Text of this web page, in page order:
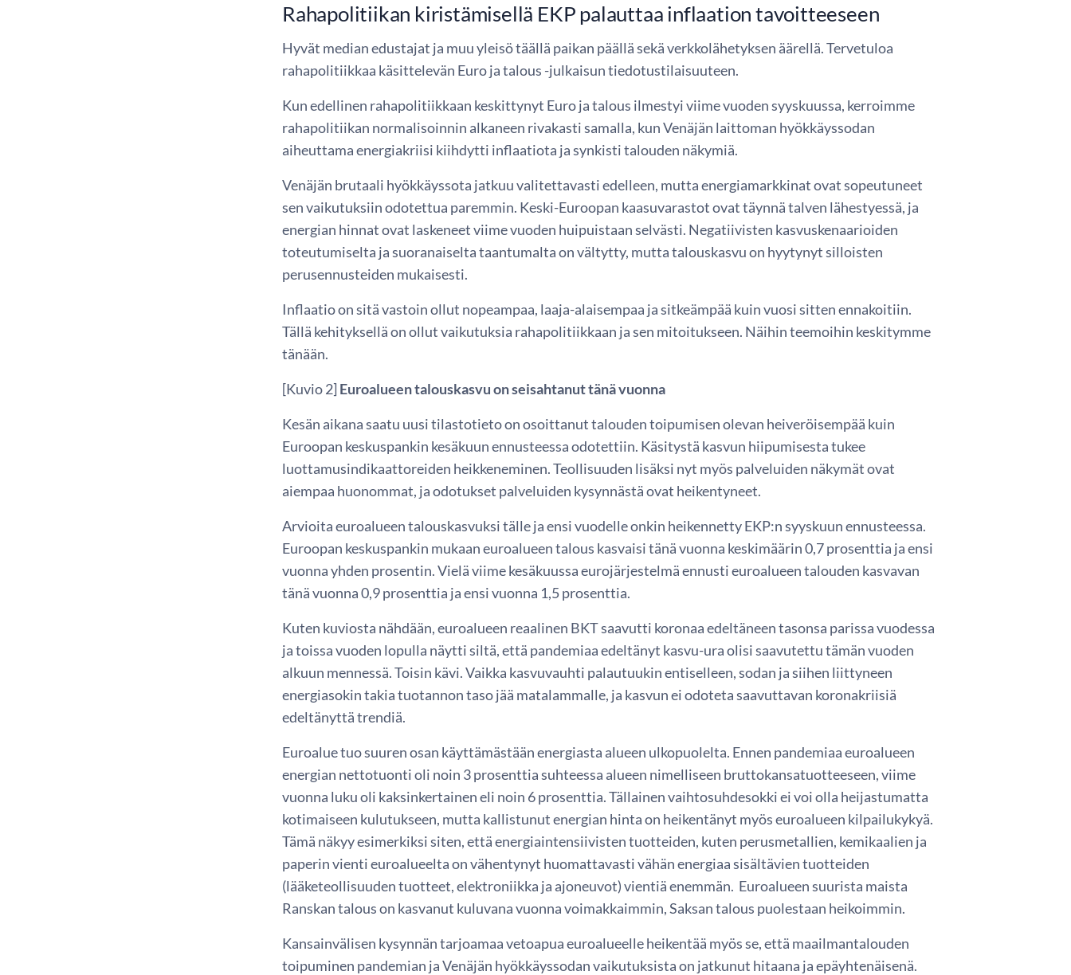
Rahapolitiikan kiristämisellä EKP palauttaa inflaation tavoitteeseen
Hyvät median edustajat ja muu yleisö täällä paikan päällä sekä verkkolähetyksen äärellä. Tervetuloa
rahapolitiikkaa käsittelevän Euro ja talous -julkaisun tiedotustilaisuuteen.
Kun edellinen rahapolitiikkaan keskittynyt Euro ja talous ilmestyi viime vuoden syyskuussa, kerroimme
rahapolitiikan normalisoinnin alkaneen rivakasti samalla, kun Venäjän laittoman hyökkäyssodan
aiheuttama energiakriisi kiihdytti inflaatiota ja synkisti talouden näkymiä.
Venäjän brutaali hyökkäyssota jatkuu valitettavasti edelleen, mutta energiamarkkinat ovat sopeutuneet
sen vaikutuksiin odotettua paremmin. Keski-Euroopan kaasuvarastot ovat täynnä talven lähestyessä, ja
energian hinnat ovat laskeneet viime vuoden huipuistaan selvästi. Negatiivisten kasvuskenaarioiden
toteutumiselta ja suoranaiselta taantumalta on vältytty, mutta talouskasvu on hyytynyt silloisten
perusennusteiden mukaisesti.
Inflaatio on sitä vastoin ollut nopeampaa, laaja-alaisempaa ja sitkeämpää kuin vuosi sitten ennakoitiin.
Tällä kehityksellä on ollut vaikutuksia rahapolitiikkaan ja sen mitoitukseen. Näihin teemoihin keskitymme
tänään.
[Kuvio 2] Euroalueen talouskasvu on seisahtanut tänä vuonna
Kesän aikana saatu uusi tilastotieto on osoittanut talouden toipumisen olevan heiveröisempää kuin
Euroopan keskuspankin kesäkuun ennusteessa odotettiin. Käsitystä kasvun hiipumisesta tukee
luottamusindikaattoreiden heikkeneminen. Teollisuuden lisäksi nyt myös palveluiden näkymät ovat
aiempaa huonommat, ja odotukset palveluiden kysynnästä ovat heikentyneet.
Arvioita euroalueen talouskasvuksi tälle ja ensi vuodelle onkin heikennetty EKP:n syyskuun ennusteessa.
Euroopan keskuspankin mukaan euroalueen talous kasvaisi tänä vuonna keskimäärin 0,7 prosenttia ja ensi
vuonna yhden prosentin. Vielä viime kesäkuussa eurojärjestelmä ennusti euroalueen talouden kasvavan
tänä vuonna 0,9 prosenttia ja ensi vuonna 1,5 prosenttia.
Kuten kuviosta nähdään, euroalueen reaalinen BKT saavutti koronaa edeltäneen tasonsa parissa vuodessa
ja toissa vuoden lopulla näytti siltä, että pandemiaa edeltänyt kasvu-ura olisi saavutettu tämän vuoden
alkuun mennessä. Toisin kävi. Vaikka kasvuvauhti palautuukin entiselleen, sodan ja siihen liittyneen
energiasokin takia tuotannon taso jää matalammalle, ja kasvun ei odoteta saavuttavan koronakriisiä
edeltänyttä trendiä.
Euroalue tuo suuren osan käyttämästään energiasta alueen ulkopuolelta. Ennen pandemiaa euroalueen
energian nettotuonti oli noin 3 prosenttia suhteessa alueen nimelliseen bruttokansatuotteeseen, viime
vuonna luku oli kaksinkertainen eli noin 6 prosenttia. Tällainen vaihtosuhdesokki ei voi olla heijastumatta
kotimaiseen kulutukseen, mutta kallistunut energian hinta on heikentänyt myös euroalueen kilpailukykyä.
Tämä näkyy esimerkiksi siten, että energiaintensiivisten tuotteiden, kuten perusmetallien, kemikaalien ja
paperin vienti euroalueelta on vähentynyt huomattavasti vähän energiaa sisältävien tuotteiden
(lääketeollisuuden tuotteet, elektroniikka ja ajoneuvot) vientiä enemmän. Euroalueen suurista maista
Ranskan talous on kasvanut kuluvana vuonna voimakkaimmin, Saksan talous puolestaan heikoimmin.
Kansainvälisen kysynnän tarjoamaa vetoapua euroalueelle heikentää myös se, että maailmantalouden
toipuminen pandemian ja Venäjän hyökkäyssodan vaikutuksista on jatkunut hitaana ja epäyhtenäisenä.